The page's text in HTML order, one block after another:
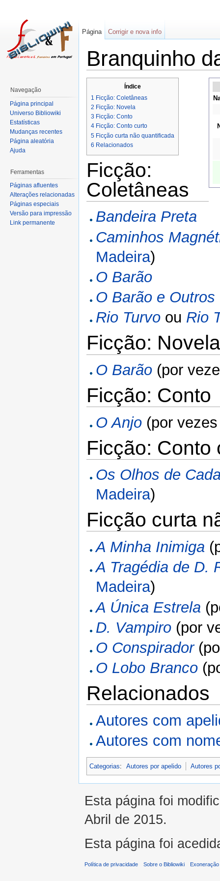
Branquinho
Índice
1 Ficção: Coletâneas
2 Ficção: Novela
3 Ficção: Conto
4 Ficção: Conto curto
5 Ficção curta não quantificada
6 Relacionados
Ficção:
Coletâneas
Bandeira Preta
Caminhos
Madeira)
O Barão
O Barão e Outros
Rio Turvo ou Rio
Ficção: Novela
O Barão (por
Ficção: Conto
O Anjo (por
Ficção: Conto
Os Olhos de
Madeira)
Ficção curta
A Minha Inimiga
A Tragédia de D.
Madeira)
A Única Estrela
D. Vampiro (por
O Conspirador
O Lobo Branco
Relacionados
Autores com
Autores com
Categorias: Autores por apelido Autores
Página Corrigir e nova info
Navegação
Página principal
Universo Bibliowiki
Estatísticas
Mudanças recentes
Página aleatória
Ajuda
Ferramentas
Páginas afluentes
Alterações relacionadas
Páginas especiais
Versão para impressão
Link permanente
Esta página foi
Abril de 2015.
Esta página foi
Política de privacidade Sobre o Bibliowiki